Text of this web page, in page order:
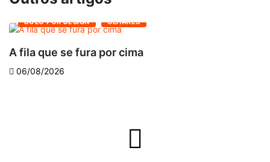
DOLO POR DESIGN OLHARES
A fila que se fura por cima
06/08/2026